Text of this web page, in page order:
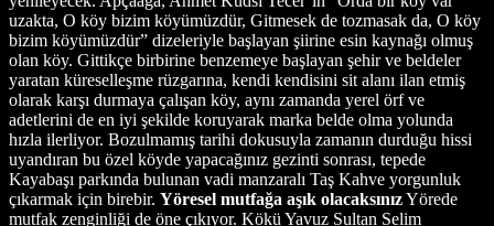
uzakta, O köy bizim köyümüzdür, Gitmesek de tozmasak da, O köy
bizim köyümüzdür” dizeleriyle başlayan şiirine esin kaynağı olmuş
olan köy. Gittikçe birbirine benzemeye başlayan şehir ve beldeler
yaratan küreselleşme rüzgarına, kendi kendisini sit alanı ilan etmiş
olarak karşı durmaya çalışan köy, aynı zamanda yerel örf ve
adetlerini de en iyi şekilde koruyarak marka belde olma yolunda
hızla ilerliyor. Bozulmamış tarihi dokusuyla zamanın durduğu hissi
uyandıran bu özel köyde yapacağınız gezinti sonrası, tepede
Kayabaşı parkında bulunan vadi manzaralı Taş Kahve yorgunluk
çıkarmak için birebir. Yöresel mutfağa aşık olacaksınızYörede
mutfak zenginliği de öne çıkıyor. Kökü Yavuz Sultan Selim